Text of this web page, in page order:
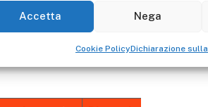
Accetta Nega
Cookie PolicyDichiarazione